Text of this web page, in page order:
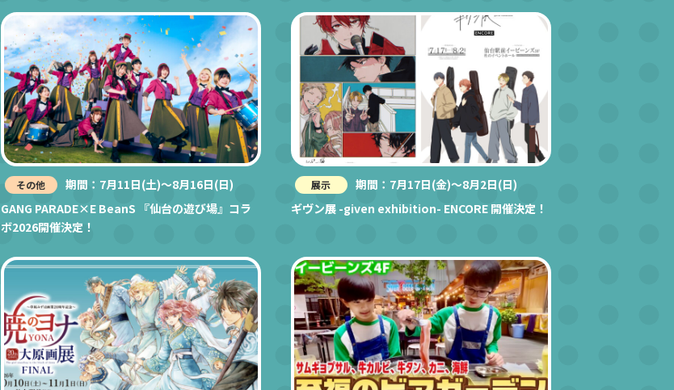
その他
期間：7月11日(土)～8月16日(日)
GANG PARADE×E BeanS 『仙台の遊び場』コラ
ボ2026開催決定！
展示
期間：7月17日(金)～8月2日(日)
ギヴン展 -given exhibition- ENCORE 開催決定！